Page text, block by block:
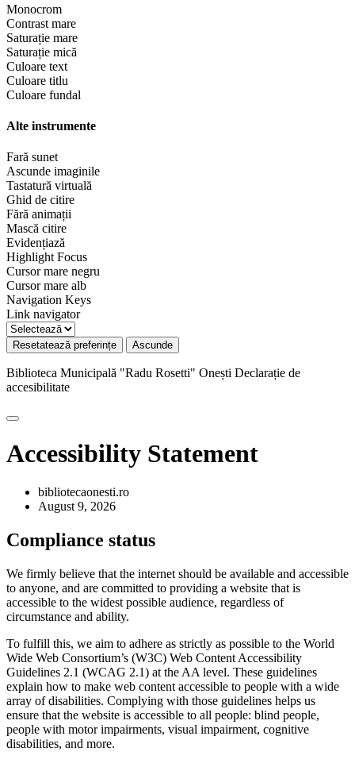
Monocrom
Contrast mare
Saturație mare
Saturație mică
Culoare text
Culoare titlu
Culoare fundal
Alte instrumente
Fară sunet
Ascunde imaginile
Tastatură virtuală
Ghid de citire
Fără animații
Mască citire
Evidențiază
Highlight Focus
Cursor mare negru
Cursor mare alb
Navigation Keys
Link navigator
Resetatează preferințe Ascunde
Biblioteca Municipală "Radu Rosetti" Onești Declarație de
accesibilitate
Accessibility Statement
bibliotecaonesti.ro
August 9, 2026
Compliance status
We firmly believe that the internet should be available and accessible
to anyone, and are committed to providing a website that is
accessible to the widest possible audience, regardless of
circumstance and ability.
To fulfill this, we aim to adhere as strictly as possible to the World
Wide Web Consortium’s (W3C) Web Content Accessibility
Guidelines 2.1 (WCAG 2.1) at the AA level. These guidelines
explain how to make web content accessible to people with a wide
array of disabilities. Complying with those guidelines helps us
ensure that the website is accessible to all people: blind people,
people with motor impairments, visual impairment, cognitive
disabilities, and more.